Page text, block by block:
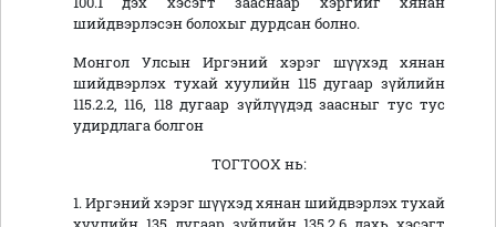
шийдвэрлэсэн болохыг дурдсан болно.
Монгол Улсын Иргэний хэрэг шүүхэд хянан
шийдвэрлэх тухай хуулийн 115 дугаар зүйлийн
115.2.2, 116, 118 дугаар зүйлүүдэд заасныг тус тус
удирдлага болгон
ТОГТООХ нь:
1. Иргэний хэрэг шүүхэд хянан шийдвэрлэх тухай